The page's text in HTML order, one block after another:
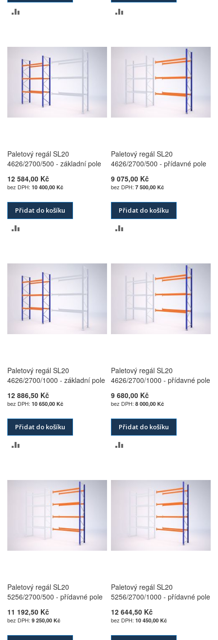
POROVNÁNÍ
POROVNÁNÍ
Paletový regál SL20
4626/2700/500 - základní pole
12 584,00 Kč
10 400,00 Kč
Přidat do košíku
POROVNÁNÍ
Paletový regál SL20
4626/2700/500 - přídavné pole
9 075,00 Kč
7 500,00 Kč
Přidat do košíku
POROVNÁNÍ
Paletový regál SL20
4626/2700/1000 - základní pole
12 886,50 Kč
10 650,00 Kč
Přidat do košíku
POROVNÁNÍ
Paletový regál SL20
4626/2700/1000 - přídavné pole
9 680,00 Kč
8 000,00 Kč
Přidat do košíku
POROVNÁNÍ
Paletový regál SL20
5256/2700/500 - přídavné pole
11 192,50 Kč
9 250,00 Kč
Paletový regál SL20
5256/2700/1000 - přídavné pole
12 644,50 Kč
10 450,00 Kč